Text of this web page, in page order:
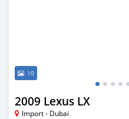
10
2009 Lexus LX
Import - Dubai